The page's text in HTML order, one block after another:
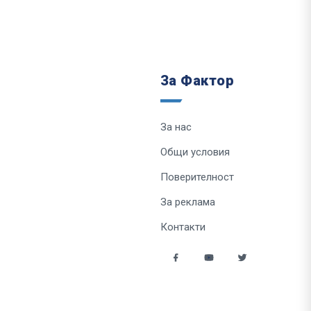
За Фактор
За нас
Общи условия
Поверителност
За реклама
Контакти